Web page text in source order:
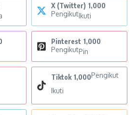
X (Twitter) 1,000
PengikutIkuti
Pinterest 1,000
PengikutPin
Tiktok 1,000Pengikut
Ikuti